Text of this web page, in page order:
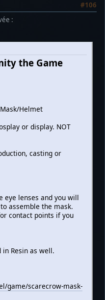
#106
:
the Game
Helmet
or display. NOT
casting or
eye lenses and you will
assemble the mask.
contact points if you
Resin as well.
game/scarecrow-mask-